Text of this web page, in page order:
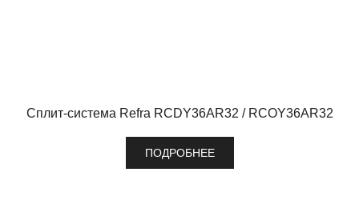
Сплит-система Refra RCDY36AR32 / RCOY36AR32
ПОДРОБНЕЕ